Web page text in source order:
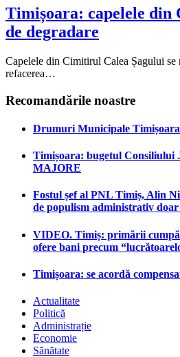
Timișoara: capelele din
de degradare
Capelele din Cimitirul Calea Șagului
refacerea…
Recomandările noastre
Drumuri Municipale Timișoara
Timișoara: bugetul Consiliului
MAJORE
Fostul șef al PNL Timiș, Alin
de populism administrativ
VIDEO. Timiș: primării
ofere bani precum
Timișoara: se acordă
Actualitate
Politică
Administrație
Economie
Sănătate